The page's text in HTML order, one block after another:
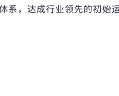
系，达成行业领先的初始运